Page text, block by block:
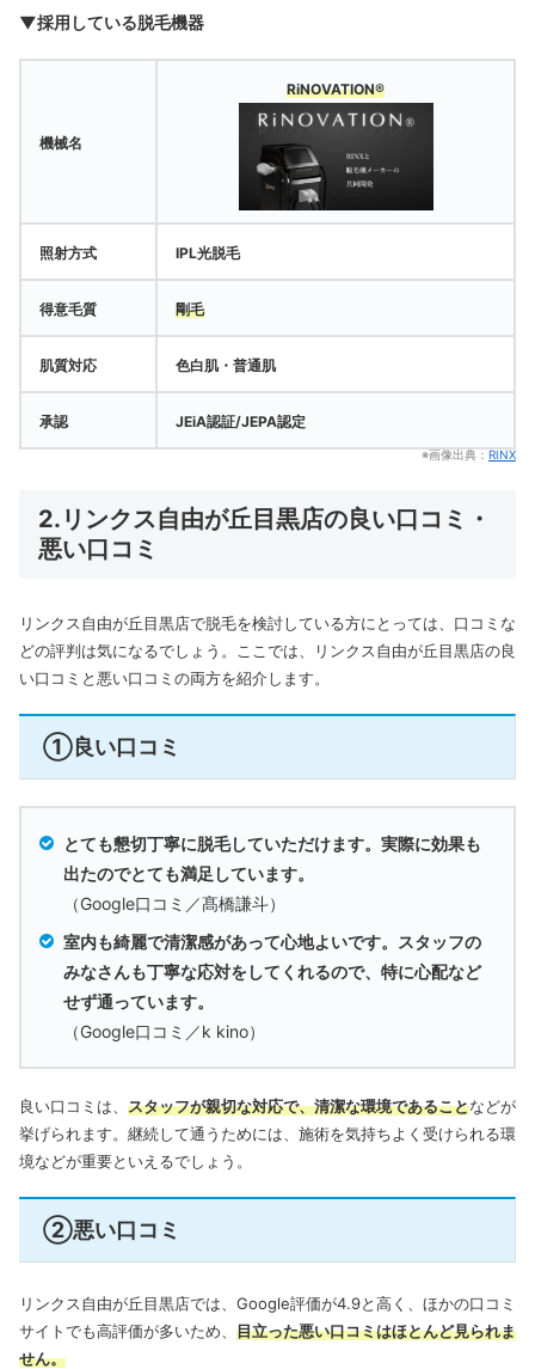
▼採用している脱毛機器
機械名
RiNOVATION®
照射方式 IPL光脱毛
得意毛質 剛毛
肌質対応 色白肌・普通肌
承認 JEiA認証/JEPA認定
※画像出典：RINX
2.リンクス自由が丘目黒店の良い口コミ・
悪い口コミ
リンクス自由が丘目黒店で脱毛を検討している方にとっては、口コミな
どの評判は気になるでしょう。ここでは、リンクス自由が丘目黒店の良
い口コミと悪い口コミの両方を紹介します。
①良い口コミ
とても懇切丁寧に脱毛していただけます。実際に効果も
出たのでとても満足しています。
（Google口コミ／髙橋謙斗）
室内も綺麗で清潔感があって心地よいです。スタッフの
みなさんも丁寧な応対をしてくれるので、特に心配など
せず通っています。
（Google口コミ／k kino）
良い口コミは、 スタッフが親切な対応で、清潔な環境であることなどが
挙げられます。継続して通うためには、施術を気持ちよく受けられる環
境などが重要といえるでしょう。
②悪い口コミ
リンクス自由が丘目黒店では、Google評価が4.9と高く、ほかの口コミ
サイトでも高評価が多いため、 目立った悪い口コミはほとんど見られま
せん。